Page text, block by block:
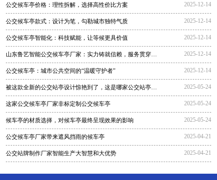
公交候车亭价格：理性拆解，选择高性价比方案 2025-12-14
公交候车亭款式：设计为笔，勾勒城市独特气质 2025-12-14
公交候车亭智能化：科技赋能，让等候更具价值 2025-12-14
山东鲁艺智能公交候车亭厂家：实力铸就信赖，服务贯穿全
程
2025-12-14
公交候车亭：城市公共空间的“温暖守护者” 2025-12-14
被这款全新的公交站亭设计惊艳到了，这是哪家公交站亭生
产厂家生
2025-05-24
这家公交候车亭厂家非标定制公交候车亭 2025-05-24
候车亭的材质选择，对候车亭最终呈现效果的影响 2025-05-24
公交候车亭厂家带来遮风挡雨的候车亭 2025-04-21
公交站牌制作厂家智能生产大智慧和大优势 2025-04-21